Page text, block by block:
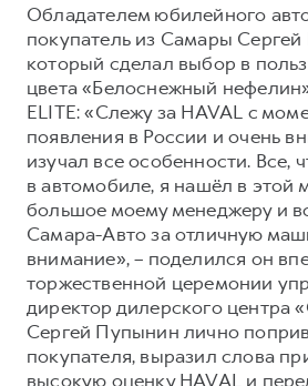
Кредит
КОРПОРАТИВНЫМ
Для малого бизнеса
Корпоративным клиентам
Крупным корпоративным
Система управления
Сервис для корпоративных
HAVAL Лизинг
ПОДДЕРЖКА
GWM Безопасность
Гарантия HAVAL
Мобильное приложение GWM
Программа «HAVAL Защита+»
Руководства по эксплуатации
Подписки
АКСЕССУАРЫ HAVAL
Автомобильные аксессуары
Обладателем юбилейного
покупатель из Самары Сергей
который сделал выбор в
цвета «Белоснежный
ELITE: «Слежу за HAVAL с
появления в России и очень
изучал все особенности. Все,
в автомобиле, я нашёл в этой
большое моему менеджеру и
Самара-Авто за отличную
внимание», – поделился он
торжественной церемонии
директор дилерского центра
Сергей Пупынин лично
покупателя, выразил слова
высокую оценку HAVAL и